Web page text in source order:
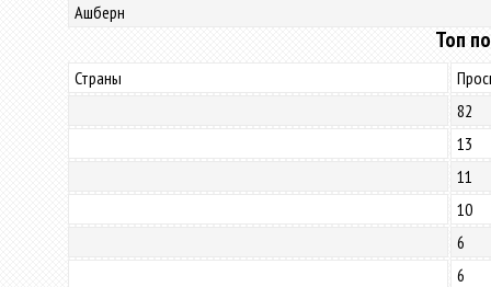
Ашберн
Топ
Страны
82
13
11
10
6
6